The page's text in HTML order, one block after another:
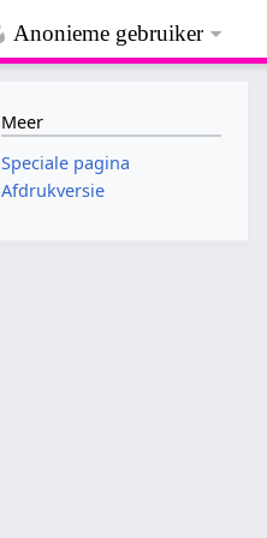
Anonieme gebruiker
Meer
Speciale pagina
Afdrukversie